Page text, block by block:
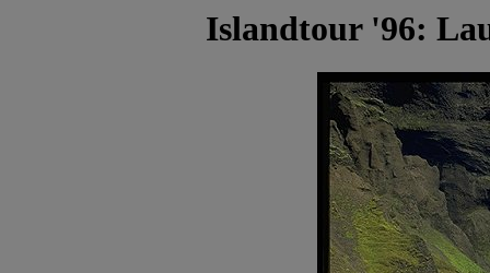
Islandtour '96: